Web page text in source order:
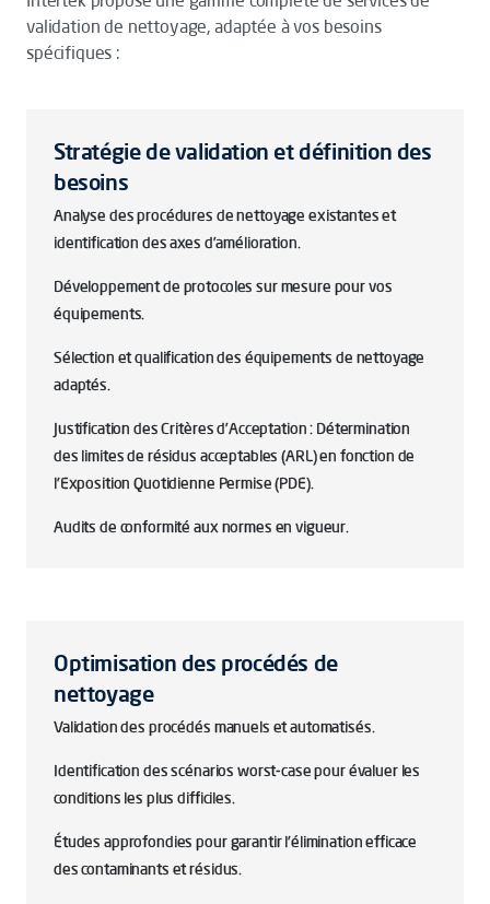
validation de nettoyage, adaptée à vos besoins
spécifiques :
Stratégie de validation et définition des
besoins
Analyse des procédures de nettoyage existantes et
identification des axes d’amélioration.
Développement de protocoles sur mesure pour vos
équipements.
Sélection et qualification des équipements de nettoyage
adaptés.
Justification des Critères d’Acceptation : Détermination
des limites de résidus acceptables (ARL) en fonction de
l'Exposition Quotidienne Permise (PDE).
Audits de conformité aux normes en vigueur.
Optimisation des procédés de
nettoyage
Validation des procédés manuels et automatisés.
Identification des scénarios worst-casepour évaluer les
conditions les plus difficiles.
Études approfondies pour garantir l'élimination efficace
des contaminants et résidus.